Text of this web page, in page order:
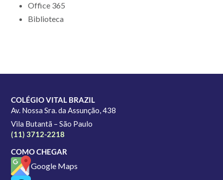
Office 365
Biblioteca
COLÉGIO VITAL BRAZIL
Av. Nossa Sra. da Assunção, 438
Vila Butantã – São Paulo
(11) 3712-2218
COMO CHEGAR
Google Maps